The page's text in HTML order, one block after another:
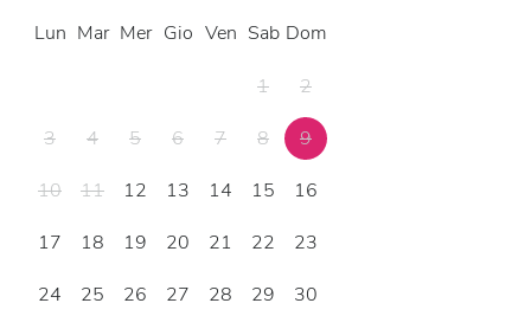
Lun Mar Mer Gio Ven Sab Dom
1
2
3
4 5 6 7 8
9
10
11 12 13 14 15
16
17
18 19 20 21 22
23
24
25 26 27 28 29
30